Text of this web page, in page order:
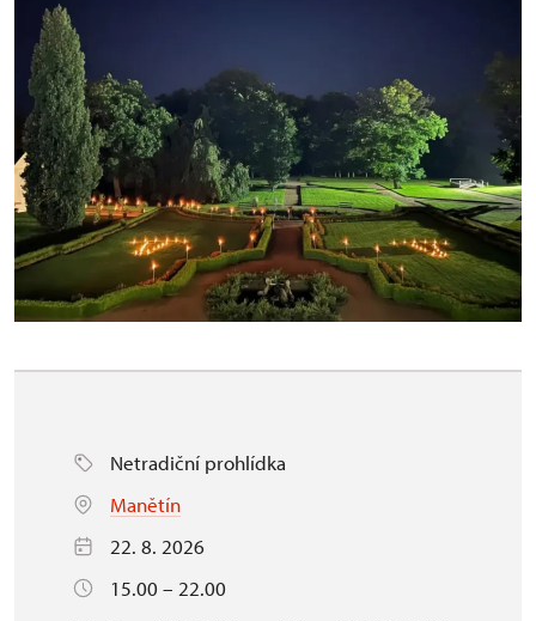
Netradiční prohlídka
Manětín
22. 8. 2026
15.00 – 22.00